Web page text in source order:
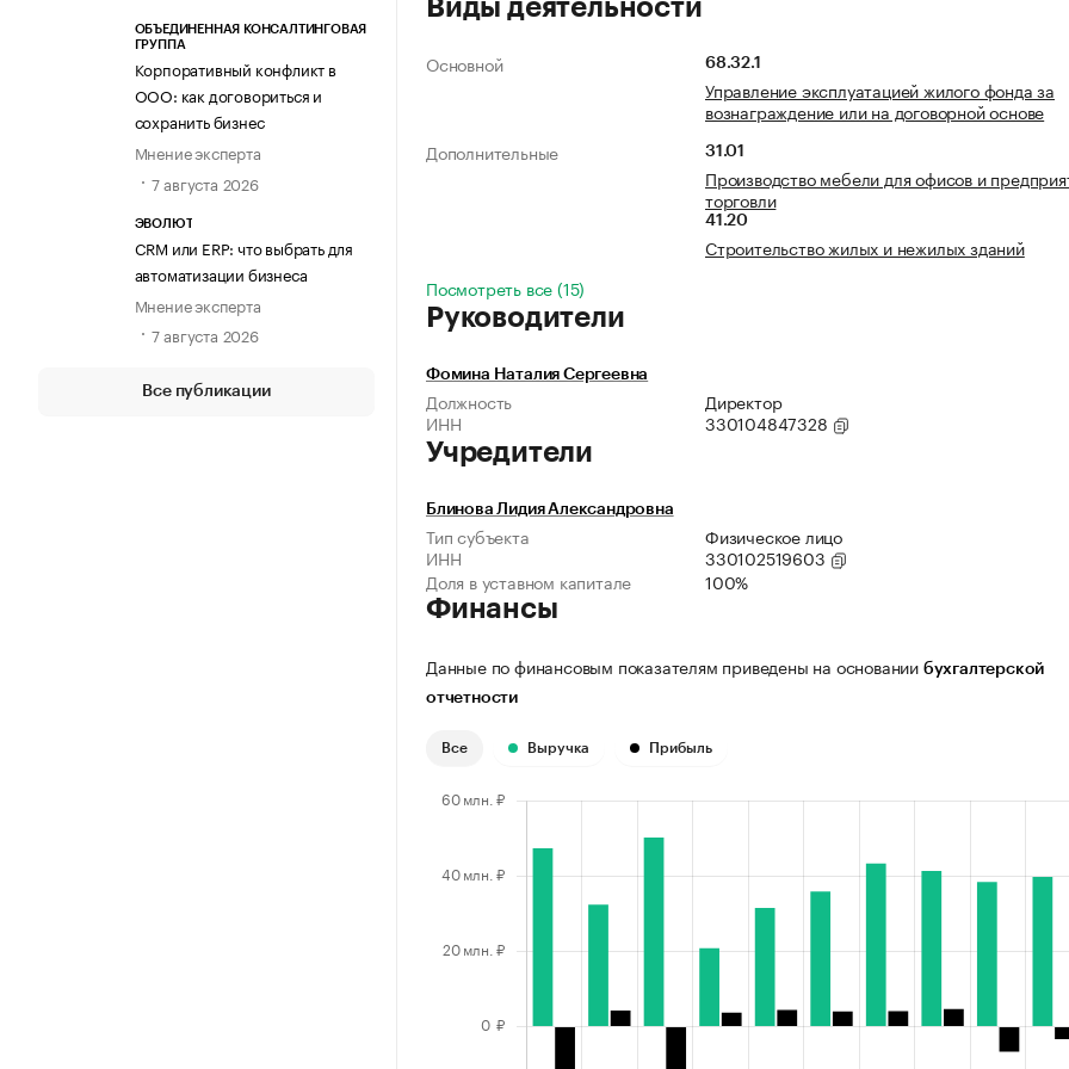
ОБЪЕДИНЕННАЯ КОНСАЛТИНГОВАЯ
ГРУППА
Корпоративный конфликт в
ООО: как договориться и
сохранить бизнес
Мнение эксперта
7 августа 2026
ЭВОЛЮТ
CRM или ERP: что выбрать для
автоматизации бизнеса
Мнение эксперта
7 августа 2026
Все публикации
Виды деятельности
Основной 68.32.1
Управление эксплуатацией жилого фонда за
вознаграждение или на договорной основе
Дополнительные
31.01
Производство мебели для офисов и
торговли
41.20
Строительство жилых и нежилых зданий
Посмотреть все (15)
Руководители
Фомина Наталия Сергеевна
Должность
Директор
ИНН
330104847328
Учредители
Блинова Лидия Александровна
Тип субъекта
Физическое лицо
ИНН
330102519603
Доля в уставном капитале
100%
Финансы
Данные по финансовым показателям приведены на основании бухгалтерской
отчетности
Все Выручка Прибыль